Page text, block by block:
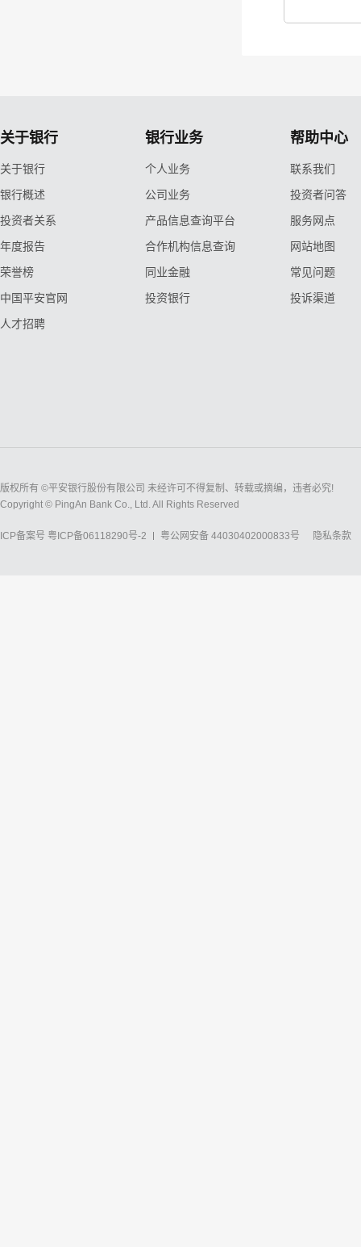
关于银行
关于银行
银行概述
投资者关系
年度报告
荣誉榜
中国平安官网
人才招聘
银行业务
个人业务
公司业务
产品信息查询平台
合作机构信息查询
同业金融
投资银行
帮助中心
联系我们
投资者问答
服务网点
网站地图
常见问题
投诉渠道
版权所有 ©平安银行股份有限公司 未经许可不得复制、转载或摘编，违者必究!
Copyright © PingAn Bank Co., Ltd. All Rights Reserved
ICP备案号 粤ICP备06118290号-2 粤公网安备 44030402000833号 隐私条款